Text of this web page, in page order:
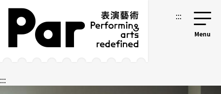
跳到主要內容區塊
網站導覽 :::
:::